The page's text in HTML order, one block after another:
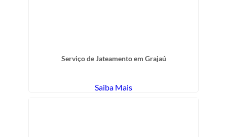
Serviço de Jateamento em Grajaú
Saiba Mais